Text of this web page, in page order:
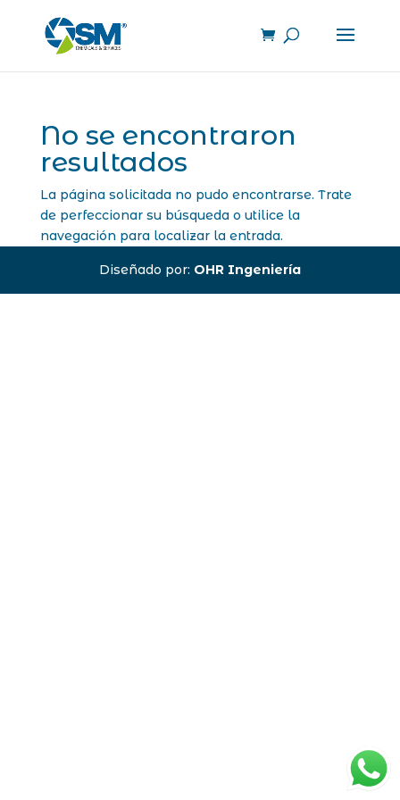
No se encontraron
resultados
La página solicitada no pudo encontrarse. Trate
de perfeccionar su búsqueda o utilice la
navegación para localizar la entrada.
Diseñado por: OHR Ingeniería